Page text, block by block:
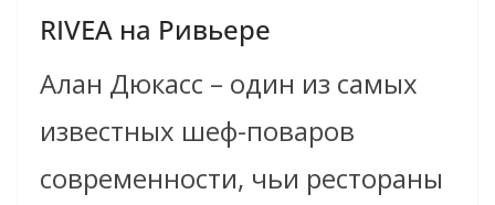
RIVEA на Ривьере
Алан Дюкасс – один из самых
известных шеф-поваров
современности, чьи рестораны